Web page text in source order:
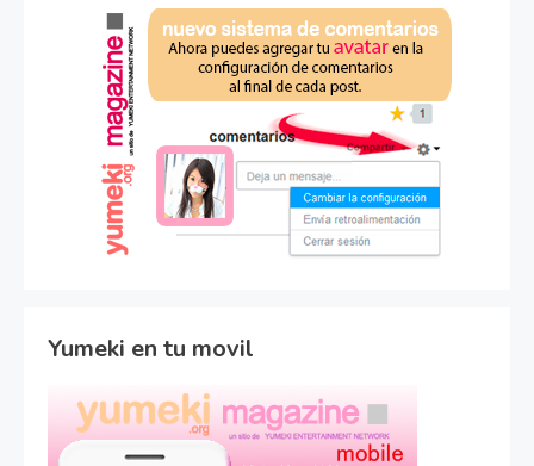
Yumeki en tu movil